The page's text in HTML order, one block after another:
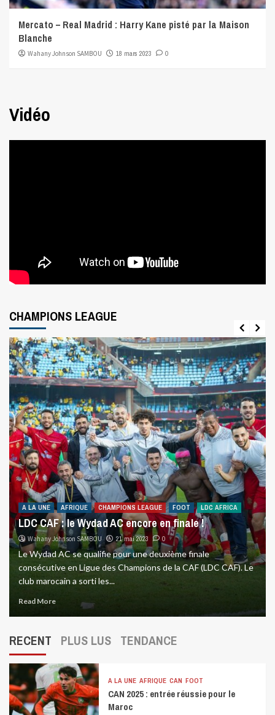
Mercato – Real Madrid : Harry Kane pisté par la Maison
Blanche
Wahany Johnson SAMBOU 18 mars 2023 0
Vidéo
CHAMPIONS LEAGUE
A LA UNE AFRIQUE CHAMPIONS LEAGUE FOOT LDC AFRICA
LDC CAF : le Wydad AC encore en finale !
Wahany Johnson SAMBOU 21 mai 2023 0
Le Wydad AC se qualifie pour une deuxième finale
consécutive en Ligue des Champions de la CAF (LDC CAF). Le
club marocain a sorti les...
Read More
RECENT PLUS LUS TENDANCE
A LA UNE AFRIQUE CAN FOOT
CAN 2025 : entrée réussie pour le
Maroc